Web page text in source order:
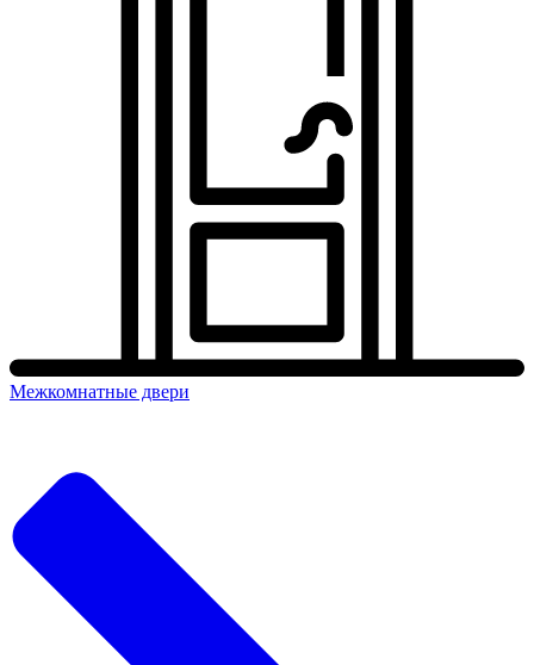
Межкомнатные двери